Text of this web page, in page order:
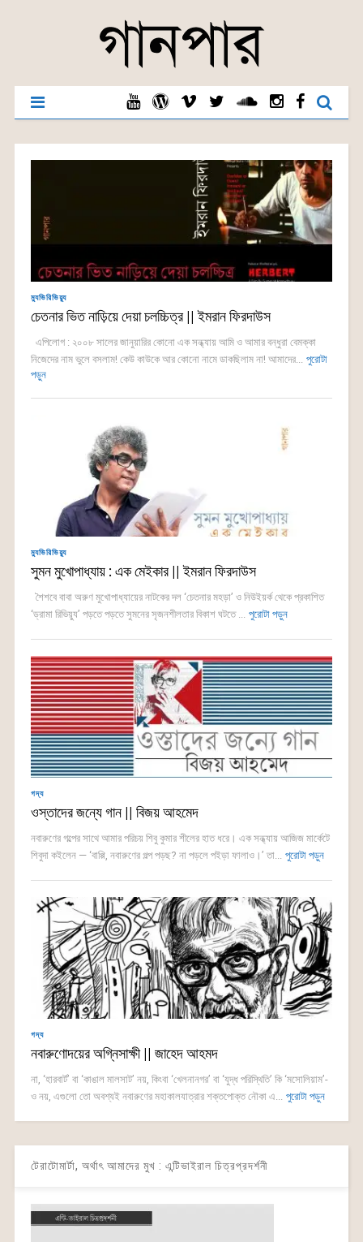
ম্যুভিরিভিয়্যু
চেতনার ভিত নাড়িয়ে দেয়া চলচ্চিত্র || ইমরান ফিরদাউস
এপিলোগ : ২০০৮ সালের জানুয়ারির কোনো এক সন্ধ্যায় আমি ও আমার বন্ধুরা বেমক্কা
নিজেদের নাম ভুলে বসলাম! কেউ কাউকে আর কোনো নামে ডাকছিলাম না! আমাদের... পুরোটা
পড়ুন
ম্যুভিরিভিয়্যু
সুমন মুখোপাধ্যায় : এক মেইকার || ইমরান ফিরদাউস
শৈশবে বাবা অরুণ মুখোপাধ্যায়ের নাটকের দল ‘চেতনার মহড়া’ ও নিউইয়র্ক থেকে প্রকাশিত
‘ড্রামা রিভিয়্যু’ পড়তে পড়তে সুমনের সৃজনশীলতার বিকাশ ঘটতে ... পুরোটা পড়ুন
গদ্য
ওস্তাদের জন্যে গান || বিজয় আহমেদ
নবারুণের গল্পের সাথে আমার পরিচয় শিবু কুমার শীলের হাত ধরে। এক সন্ধ্যায় আজিজ মার্কেটে
শিবুদা কইলেন — ‘বাপ্পি, নবারুণের গল্প পড়ছ? না পড়লে পইড়া ফালাও।’ তা... পুরোটা পড়ুন
গদ্য
নবারুণোদয়ের অগ্নিসাক্ষী || জাহেদ আহমদ
না, ‘হারবার্ট’ বা ‘কাঙাল মালসাট’ নয়, কিংবা ‘খেলনানগর’ বা ‘যুদ্ধ পরিস্থিতি’ কি ‘মসোলিয়াম’-
ও নয়, এগুলো তো অবশ্যই নবারুণের মহাকালযাত্রার শক্তপোক্ত নৌকা এ... পুরোটা পড়ুন
টেরাটোমার্টা, অর্থাৎ আমাদের মুখ : এন্টিভাইরাল চিত্রপ্রদর্শনী